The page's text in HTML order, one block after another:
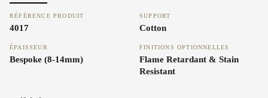
RÉFÉRENCE PRODUIT
4017
SUPPORT
Cotton
ÉPAISSEUR
Bespoke (8-14mm)
FINITIONS OPTIONNELLES
Flame Retardant & Stain
Resistant